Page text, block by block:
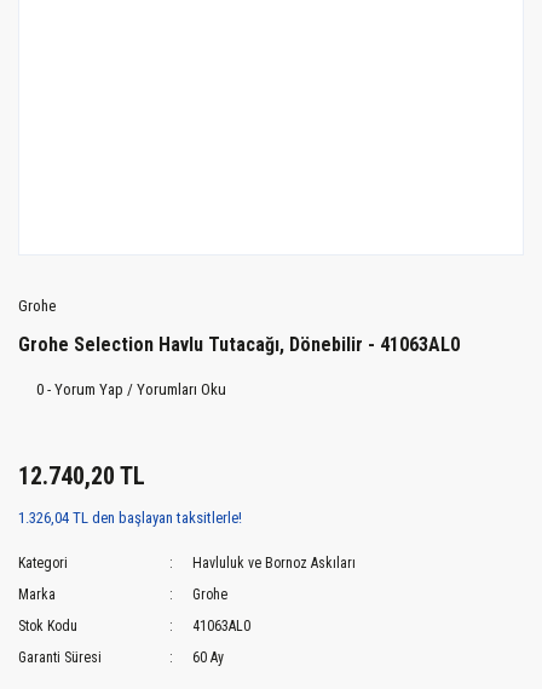
Grohe
Grohe Selection Havlu Tutacağı, Dönebilir - 41063AL0
0 - Yorum Yap / Yorumları Oku
12.740,20 TL
1.326,04 TL den başlayan taksitlerle!
Kategori
Havluluk ve Bornoz Askıları
Marka
Grohe
Stok Kodu
41063AL0
Garanti Süresi
60 Ay